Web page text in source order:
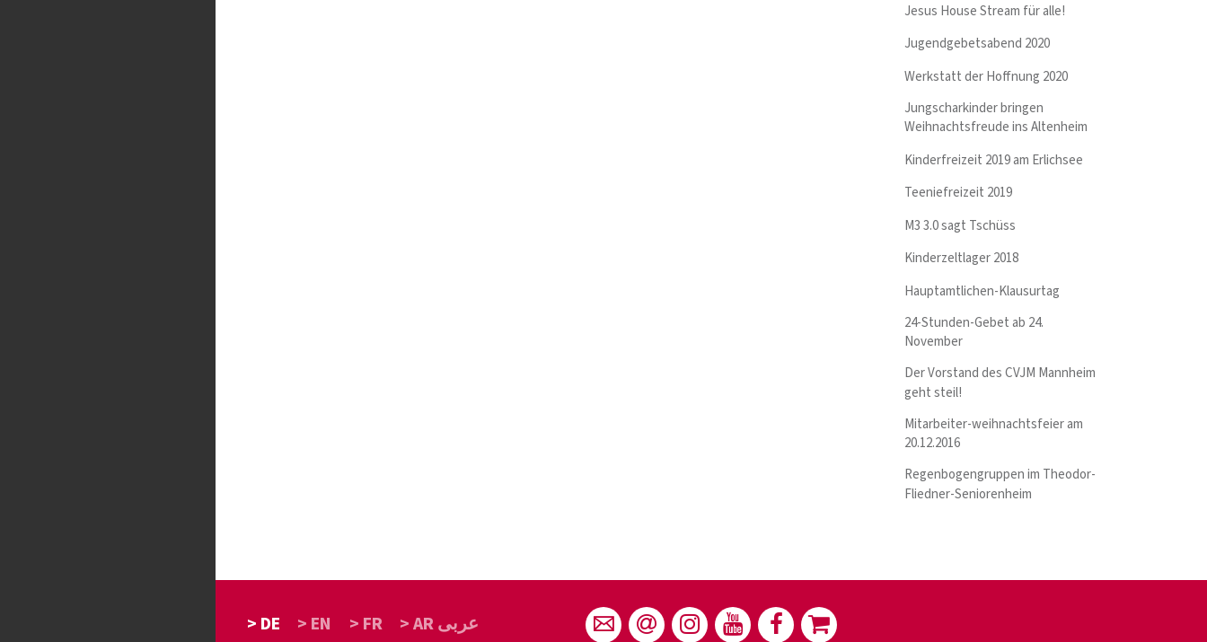
Jesus House Stream für alle!
Jugendgebetsabend 2020
Werkstatt der Hoffnung 2020
Jungscharkinder bringen
Weihnachtsfreude ins Altenheim
Kinderfreizeit 2019 am Erlichsee
Teeniefreizeit 2019
M3 3.0 sagt Tschüss
Kinderzeltlager 2018
Hauptamtlichen-Klausurtag
24-Stunden-Gebet ab 24.
November
Der Vorstand des CVJM Mannheim
geht steil!
Mitarbeiter-weihnachtsfeier am
20.12.2016
Regenbogengruppen im Theodor-
Fliedner-Seniorenheim
> DE > EN > FR > AR عربى